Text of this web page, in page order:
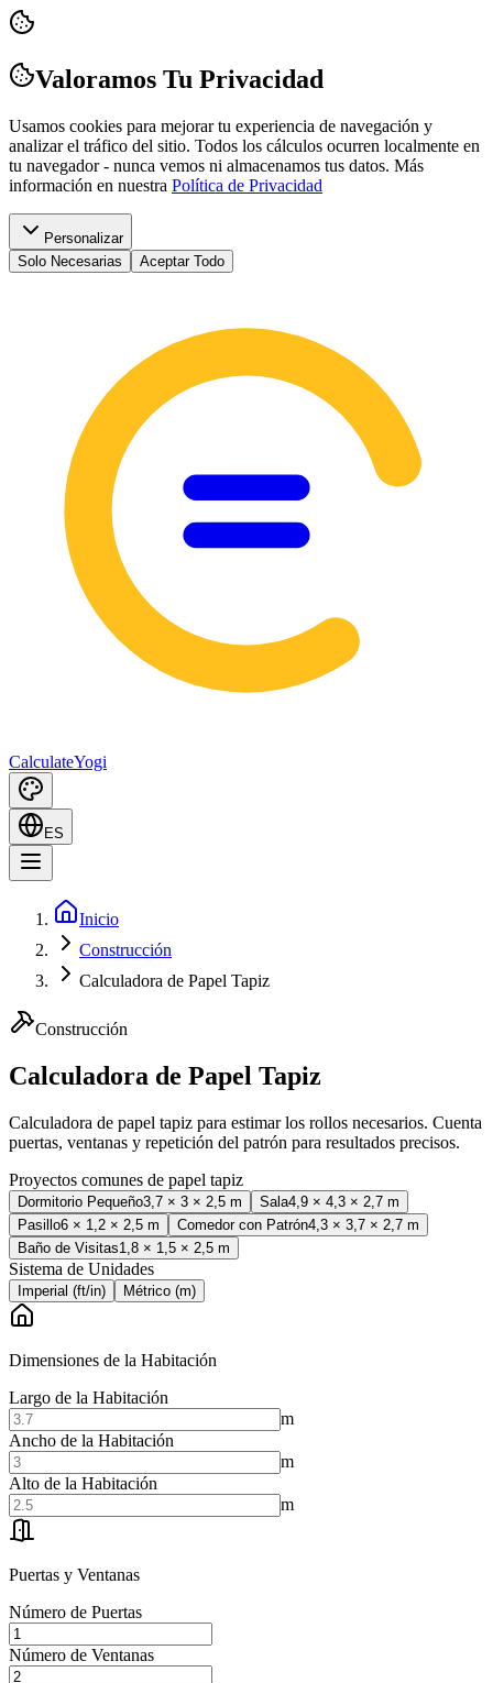
Valoramos Tu Privacidad
Usamos cookies para mejorar tu experiencia de navegación y
analizar el tráfico del sitio. Todos los cálculos ocurren localmente en
tu navegador - nunca vemos ni almacenamos tus datos. Más
información en nuestra Política de Privacidad
Personalizar
Solo Necesarias
Aceptar Todo
CalculateYogi
ES
Inicio
Construcción
Calculadora de Papel Tapiz
Construcción
Calculadora de Papel Tapiz
Calculadora de papel tapiz para estimar los rollos necesarios. Cuenta
puertas, ventanas y repetición del patrón para resultados precisos.
Proyectos comunes de papel tapiz
Dormitorio Pequeño3,7 × 3 × 2,5 m Sala4,9 × 4,3 × 2,7 m
Pasillo6 × 1,2 × 2,5 m Comedor con Patrón4,3 × 3,7 × 2,7 m
Baño de Visitas1,8 × 1,5 × 2,5 m
Sistema de Unidades
Imperial (ft/in) Métrico (m)
Dimensiones de la Habitación
Largo de la Habitación
m
Ancho de la Habitación
m
Alto de la Habitación
m
Puertas y Ventanas
Número de Puertas
Número de Ventanas